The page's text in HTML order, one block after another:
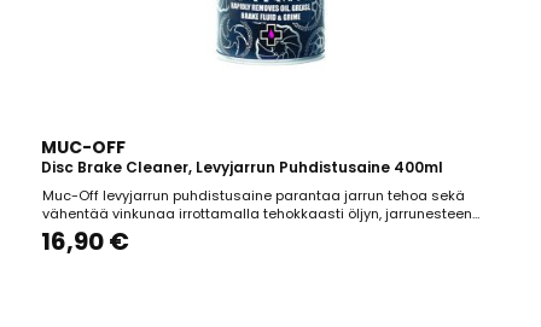
MUC-OFF
Disc Brake Cleaner, Levyjarrun Puhdistusaine 400ml
Muc-Off levyjarrun puhdistusaine parantaa jarrun tehoa sekä
vähentää vinkunaa irrottamalla tehokkaasti öljyn, jarrunesteen
sekä pölyn jarrulevyn pinnalta. Pidentää jarrupalojen käyttöikää
estämällä palan kuivumisen. Voidaan käyttää kaikentyyppisillä
16,90 €